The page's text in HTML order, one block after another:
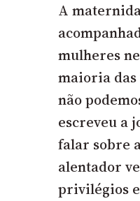
A
mulheres
maioria das
não
escreveu a
falar sobre
alentador
privilégios